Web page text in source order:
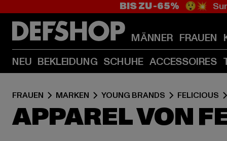
BIS ZU -65% 😲💥
MÄNNER FRAUEN
NEU BEKLEIDUNG SCHUHE ACCESSOIRES
FRAUEN MARKEN YOUNG BRANDS FELICIOUS
APPAREL VON